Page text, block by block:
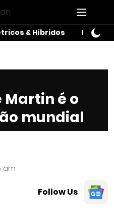
& Híbridos Motos
Martin é o
mundial
am
Follow Us